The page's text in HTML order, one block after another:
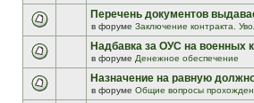
Перечень документов
в форуме Заключение контракта.
Надбавка за ОУС на военных
в форуме Денежное обеспечение
Назначение на равную
в форуме Общие вопросы